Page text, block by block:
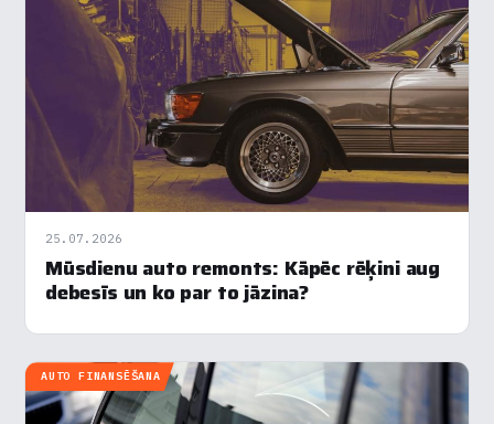
25.07.2026
Mūsdienu auto remonts: Kāpēc rēķini aug
debesīs un ko par to jāzina?
AUTO FINANSĒŠANA